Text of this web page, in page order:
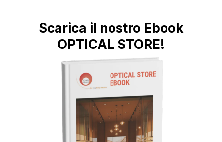
Scarica il nostro Ebook
OPTICAL STORE!